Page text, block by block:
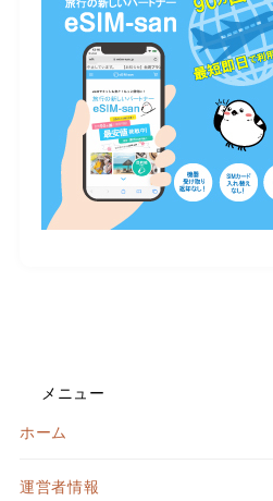
メニュー
ホーム
運営者情報